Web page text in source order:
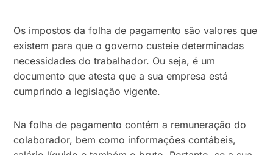
Os impostos da folha de pagamento são valores que
existem para que o governo custeie determinadas
necessidades do trabalhador. Ou seja, é um
documento que atesta que a sua empresa está
cumprindo a legislação vigente.
Na folha de pagamento contém a remuneração do
colaborador, bem como informações contábeis,